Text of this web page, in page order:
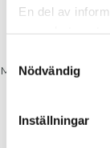
En del av
med annan
Vi berättar
för det är
Nödvändig
Inställningar
ENDAST
Meny
ENDAST